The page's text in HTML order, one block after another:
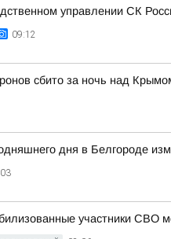
управлении СК
09:12
сбито за ночь над
дня в Белгороде
участники СВО